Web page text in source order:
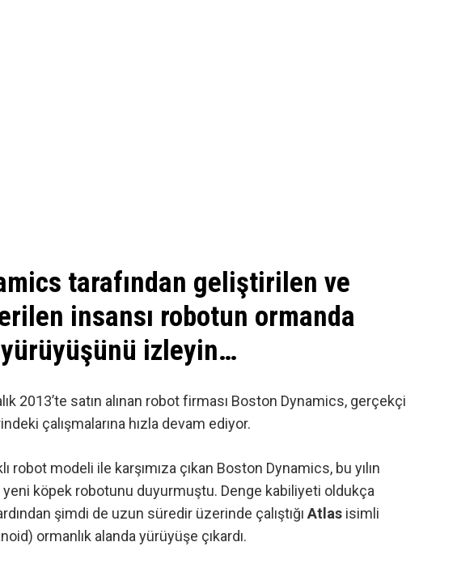
tarafından geliştirilen ve
insansı robotun ormanda
yürüyüşünü izleyin…
2013’te satın alınan robot firması Boston Dynamics, gerçekçi
çalışmalarına hızla devam ediyor.
robot modeli ile karşımıza çıkan Boston Dynamics, bu yılın
köpek robotunu duyurmuştu. Denge kabiliyeti oldukça
şimdi de uzun süredir üzerinde çalıştığı Atlas isimli
ormanlık alanda yürüyüşe çıkardı.